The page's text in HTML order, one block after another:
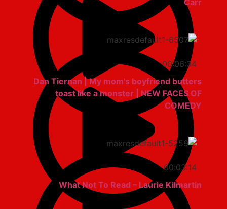
00:06:34
Dan Tiernan | My mom's boyfriend butters
toast like a monster | NEW FACES OF
COMEDY
00:03:14
What Not To Read – Laurie Kilmartin